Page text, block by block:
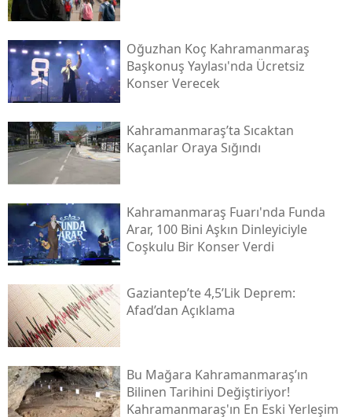
Oğuzhan Koç Kahramanmaraş
Başkonuş Yaylası'nda Ücretsiz
Konser Verecek
Kahramanmaraş’ta Sıcaktan
Kaçanlar Oraya Sığındı
Kahramanmaraş Fuarı'nda Funda
Arar, 100 Bini Aşkın Dinleyiciyle
Coşkulu Bir Konser Verdi
Gaziantep’te 4,5’lik Deprem:
Afad’dan Açıklama
Bu Mağara Kahramanmaraş’ın
Bilinen Tarihini Değiştiriyor!
Kahramanmaraş'ın En Eski Yerleşim